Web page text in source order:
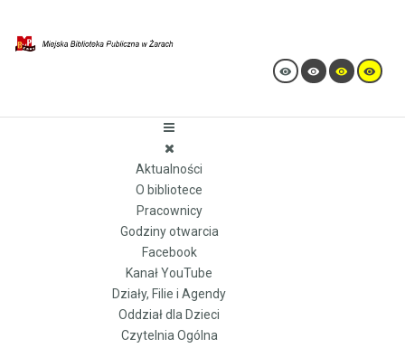
Aktualności
O bibliotece
Pracownicy
Godziny otwarcia
Facebook
Kanał YouTube
Działy, Filie i Agendy
Oddział dla Dzieci
Czytelnia Ogólna